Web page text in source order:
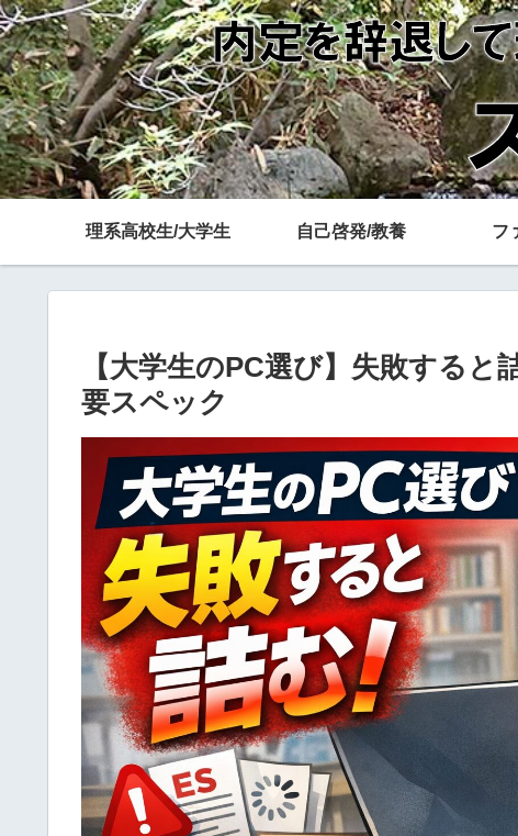
理系高校生/大学生 自己啓発/教養 フ
【大学生のPC選び】失敗する
要スペック